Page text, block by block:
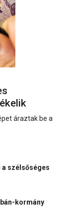
áraztak be a
szélsőséges
kormány